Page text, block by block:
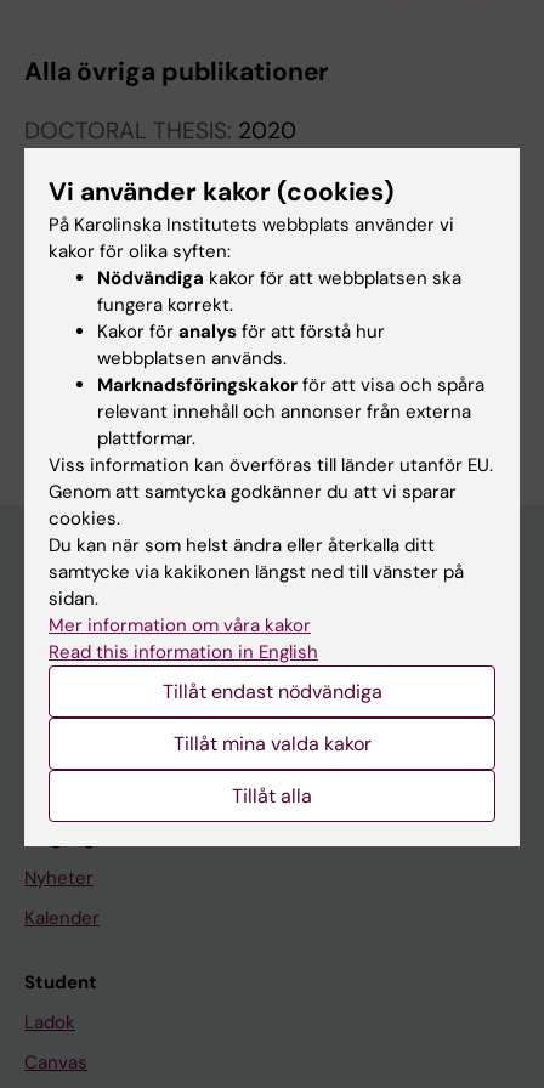
Alla övriga publikationer
DOCTORAL THESIS: 2020
disorders
Rydman E
Forskningsområden:
Ortopedi
Är du Eric Hjortzberg Rydman?
Redigera din profil
Huvudmeny
Utbildning
Forskarutbildning
Forskning
Nyheter
Kalender
Student
Ladok
Canvas
Vi använder kakor (cookies)
På Karolinska Institutets webbplats använder vi
kakor för olika syften:
Nödvändiga kakor för att webbplatsen ska
fungera korrekt.
Kakor för analys för att förstå hur
webbplatsen används.
Marknadsföringskakor för att visa och spåra
relevant innehåll och annonser från externa
plattformar.
Viss information kan överföras till länder utanför EU.
Genom att samtycka godkänner du att vi sparar
cookies.
Du kan när som helst ändra eller återkalla ditt
samtycke via kakikonen längst ned till vänster på
sidan.
Mer information om våra kakor
Read this information in English
Tillåt endast nödvändiga
Tillåt mina valda kakor
Tillåt alla